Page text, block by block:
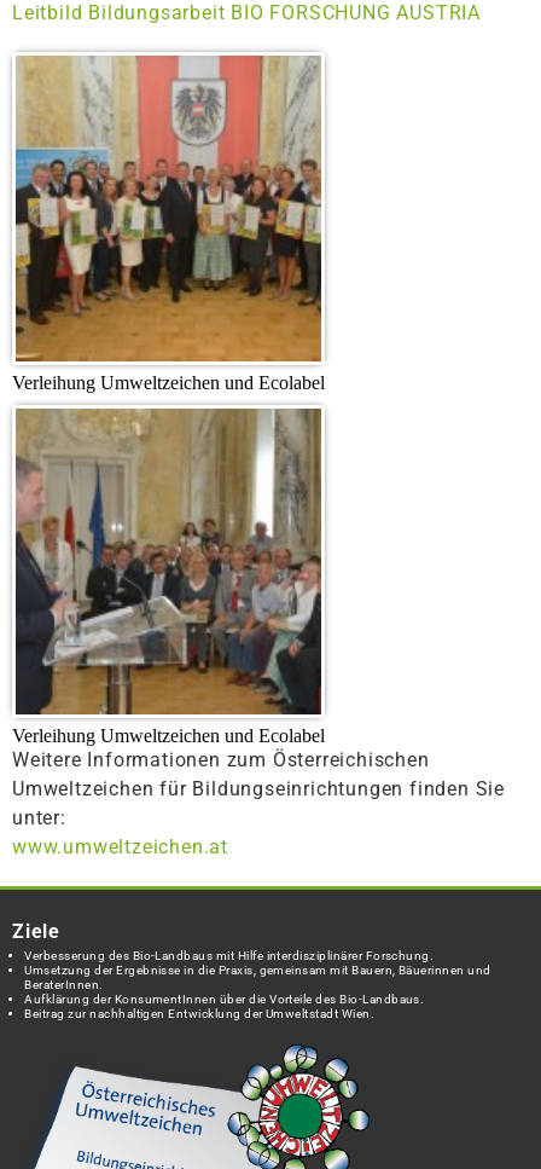
Leitbild Bildungsarbeit BIO FORSCHUNG AUSTRIA
Verleihung Umweltzeichen und Ecolabel
Verleihung Umweltzeichen und Ecolabel
Weitere Informationen zum Österreichischen
Umweltzeichen für Bildungseinrichtungen finden Sie
unter:
www.umweltzeichen.at
Ziele
Verbesserung des Bio-Landbaus mit Hilfe interdisziplinärer Forschung.
Umsetzung der Ergebnisse in die Praxis, gemeinsam mit Bauern, Bäuerinnen und
BeraterInnen.
Aufklärung der KonsumentInnen über die Vorteile des Bio-Landbaus.
Beitrag zur nachhaltigen Entwicklung der Umweltstadt Wien.